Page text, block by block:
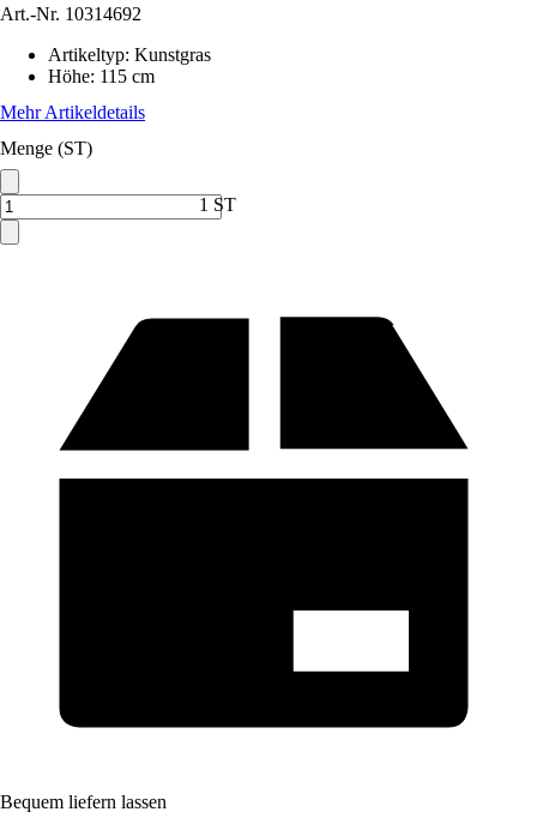
Art.-Nr. 10314692
Artikeltyp: Kunstgras
Höhe: 115 cm
Mehr Artikeldetails
Menge (ST)
1 ST
Bequem liefern lassen